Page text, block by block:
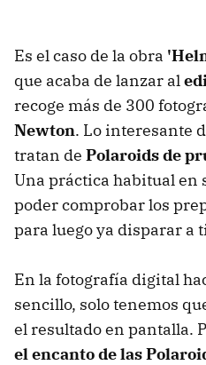
Es el caso de la obra
que acaba de lanzar al
recoge más de 300
Newton. Lo interesante
tratan de Polaroids de
Una práctica habitual en
poder comprobar los
para luego ya disparar a
En la fotografía digital
sencillo, solo tenemos
el resultado en pantalla.
el encanto de las